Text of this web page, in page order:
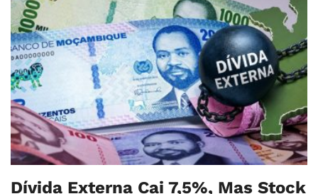
Dívida Externa Cai 7,5%, Mas Stock